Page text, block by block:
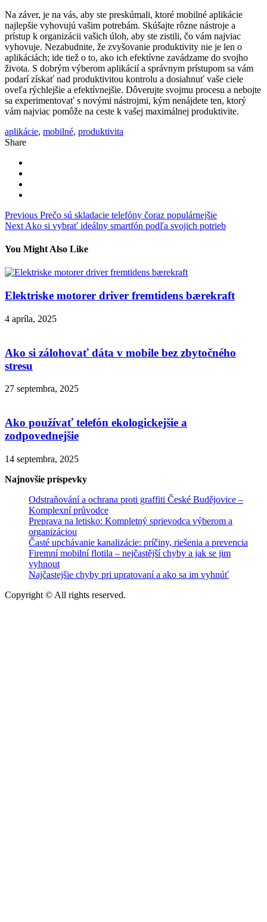
Na záver, je na vás, aby ste preskúmali, ktoré mobilné aplikácie
najlepšie vyhovujú vašim potrebám. Skúšajte rôzne nástroje a
prístup k organizácii vašich úloh, aby ste zistili, čo vám najviac
vyhovuje. Nezabudnite, že zvyšovanie produktivity nie je len o
aplikáciách; ide tiež o to, ako ich efektívne zavádzame do svojho
života. S dobrým výberom aplikácií a správnym prístupom sa vám
podarí získať nad produktivitou kontrolu a dosiahnuť vaše ciele
oveľa rýchlejšie a efektívnejšie. Dôverujte svojmu procesu a nebojte
sa experimentovať s novými nástrojmi, kým nenájdete ten, ktorý
vám najviac pomôže na ceste k vašej maximálnej produktivite.
aplikácie, mobilné, produktivita
Share
Navigácia
v
článku
Previous Prečo sú skladacie telefóny čoraz populárnejšie
Next Ako si vybrať ideálny smartfón podľa svojich potrieb
You Might Also Like
Elektriske motorer driver fremtidens bærekraft
4 apríla, 2025
Ako si zálohovať dáta v mobile bez zbytočného
stresu
27 septembra, 2025
Ako používať telefón ekologickejšie a
zodpovednejšie
14 septembra, 2025
Najnovšie príspevky
Odstraňování a ochrana proti graffiti České Budějovice –
Komplexní průvodce
Preprava na letisko: Kompletný sprievodca výberom a
organizáciou
Časté upchávanie kanalizácie: príčiny, riešenia a prevencia
Firemní mobilní flotila – nejčastější chyby a jak se jim
vyhnout
Najčastejšie chyby pri upratovaní a ako sa im vyhnúť
Copyright © All rights reserved.